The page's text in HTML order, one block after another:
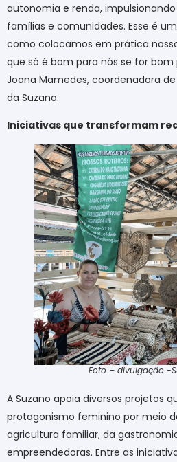
autonomia e renda,
famílias e comunidades. Esse é
como colocamos em prática
que só é bom para nós se for
Joana Mamedes, coordenadora
da Suzano.
Iniciativas que transformam
Foto – divulgação -
A Suzano apoia diversos projetos
protagonismo feminino por meio
agricultura familiar, da
empreendedoras. Entre as